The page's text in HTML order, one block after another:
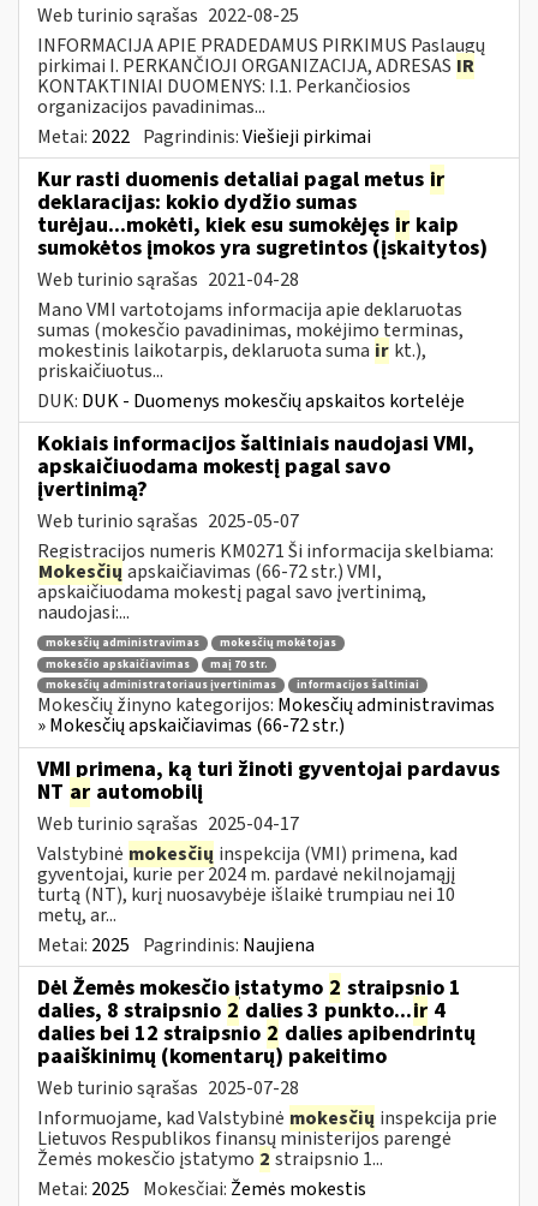
Web turinio sąrašas 2022-08-25
INFORMACIJA APIE PRADEDAMUS PIRKIMUS Paslaugų
pirkimai I. PERKANČIOJI ORGANIZACIJA, ADRESAS IR
KONTAKTINIAI DUOMENYS: I.1. Perkančiosios
organizacijos pavadinimas...
Metai: 2022 Pagrindinis:Viešieji pirkimai
Kur rasti duomenis detaliai pagal metus ir
deklaracijas: kokio dydžio sumas
turėjau...mokėti, kiek esu sumokėjęs ir kaip
sumokėtos įmokos yra sugretintos (įskaitytos)
Web turinio sąrašas 2021-04-28
Mano VMI vartotojams informacija apie deklaruotas
sumas (mokesčio pavadinimas, mokėjimo terminas,
mokestinis laikotarpis, deklaruota suma ir kt.),
priskaičiuotus...
DUK: DUK - Duomenys mokesčių apskaitos kortelėje
Kokiais informacijos šaltiniais naudojasi VMI,
apskaičiuodama mokestį pagal savo
įvertinimą?
Web turinio sąrašas 2025-05-07
Registracijos numeris KM0271 Ši informacija skelbiama:
Mokesčių apskaičiavimas (66-72 str.) VMI,
apskaičiuodama mokestį pagal savo įvertinimą,
naudojasi:...
mokesčių administravimas
mokesčių mokėtojas
mokesčio apskaičiavimas
maį 70 str.
mokesčių administratoriaus įvertinimas
informacijos šaltiniai
Mokesčių žinyno kategorijos: Mokesčių administravimas
» Mokesčių apskaičiavimas (66-72 str.)
VMI primena, ką turi žinoti gyventojai pardavus
NT ar automobilį
Web turinio sąrašas 2025-04-17
Valstybinė mokesčių inspekcija (VMI) primena, kad
gyventojai, kurie per 2024 m. pardavė nekilnojamąjį
turtą (NT), kurį nuosavybėje išlaikė trumpiau nei 10
metų, ar...
Metai: 2025 Pagrindinis: Naujiena
Dėl Žemės mokesčio įstatymo 2 straipsnio 1
dalies, 8 straipsnio 2 dalies 3 punkto...ir 4
dalies bei 12 straipsnio 2 dalies apibendrintų
paaiškinimų (komentarų) pakeitimo
Web turinio sąrašas 2025-07-28
Informuojame, kad Valstybinė mokesčių inspekcija prie
Lietuvos Respublikos finansų ministerijos parengė
Žemės mokesčio įstatymo 2 straipsnio 1...
Metai: 2025 Mokesčiai: Žemės mokestis